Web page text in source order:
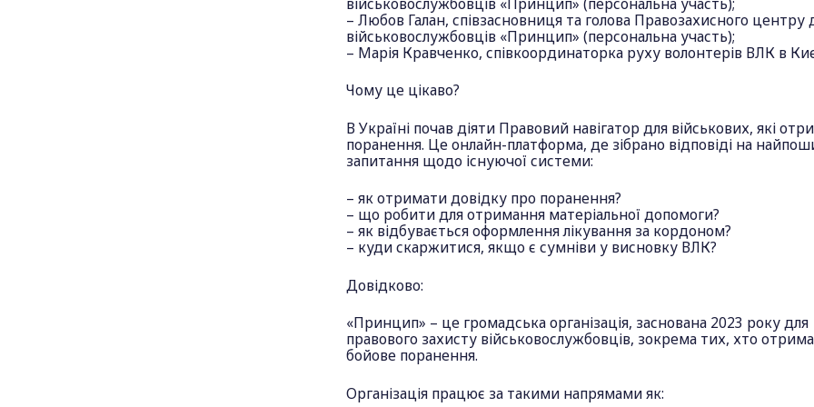
– Любов Галан, співзасновниця та голова Правозахисного центру
військовослужбовців «Принцип» (персональна участь);
– Марія Кравченко, співкоординаторка руху волонтерів ВЛК в
Чому це цікаво?
В Україні почав діяти Правовий навігатор для військових, які
поранення. Це онлайн-платформа, де зібрано відповіді на
запитання щодо існуючої системи:
– як отримати довідку про поранення?
– що робити для отримання матеріальної допомоги?
– як відбувається оформлення лікування за кордоном?
– куди скаржитися, якщо є сумніви у висновку ВЛК?
Довідково:
«Принцип» – це громадська організація, заснована 2023 року для
правового захисту військовослужбовців, зокрема тих, хто
бойове поранення.
Організація працює за такими напрямами як: